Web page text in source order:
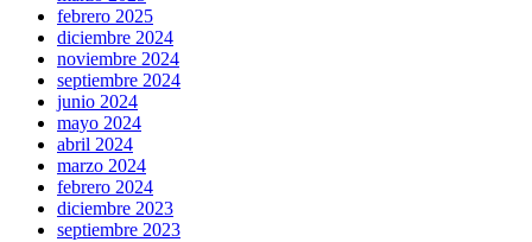
febrero 2025
diciembre 2024
noviembre 2024
septiembre 2024
junio 2024
mayo 2024
abril 2024
marzo 2024
febrero 2024
diciembre 2023
septiembre 2023